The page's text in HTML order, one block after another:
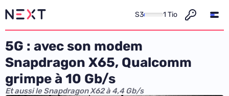
S3 1 Tio
5G : avec son modem
Snapdragon X65, Qualcomm
grimpe à 10 Gb/s
Et aussi le Snapdragon X62 à 4,4 Gb/s